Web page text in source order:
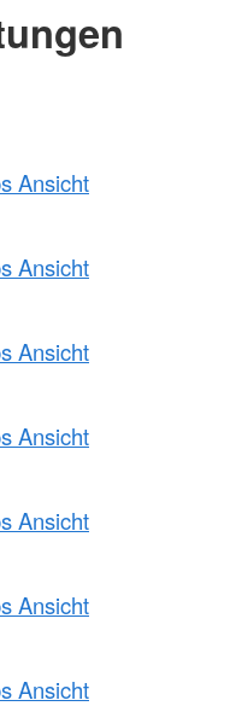
Ansicht
Ansicht
Ansicht
Ansicht
Ansicht
Ansicht
Ansicht